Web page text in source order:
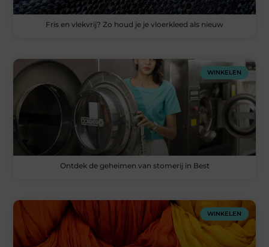
Fris en vlekvrij? Zo houd je je vloerkleed als nieuw
WINKELEN
Ontdek de geheimen van stomerij in Best
WINKELEN